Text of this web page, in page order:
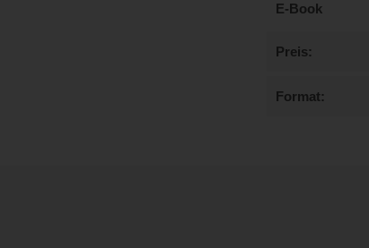
E-Book
Preis
Format